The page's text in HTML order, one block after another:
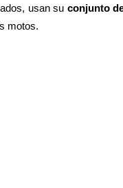
usan su
motos.